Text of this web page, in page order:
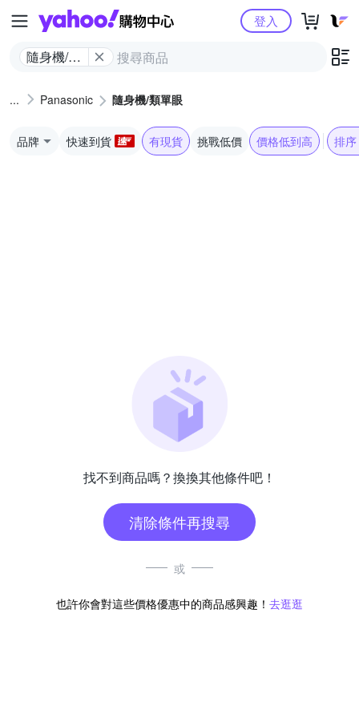
Yahoo購物中心
隨身機/類
登入
Panasonic 隨身機/類單眼
品牌 快速到貨 有現貨 挑戰低價 價格低到高 排序
找不到商品嗎？換換其他條件吧！
清除條件再搜尋
或
也許你會對這些價格優惠中的商品感興趣！ 去逛逛